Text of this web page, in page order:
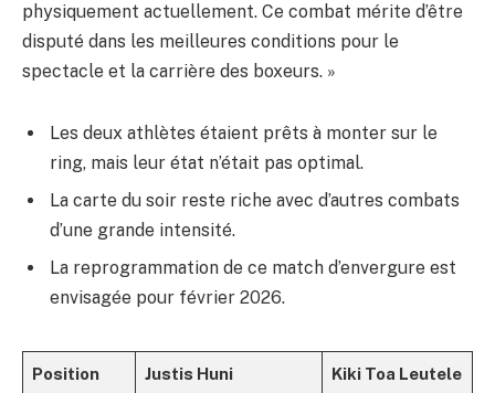
physiquement actuellement. Ce combat mérite d’être
disputé dans les meilleures conditions pour le
spectacle et la carrière des boxeurs. »
Les deux athlètes étaient prêts à monter sur le
ring, mais leur état n’était pas optimal.
La carte du soir reste riche avec d’autres combats
d’une grande intensité.
La reprogrammation de ce match d’envergure est
envisagée pour février 2026.
Position
Justis Huni Kiki Toa Leutele